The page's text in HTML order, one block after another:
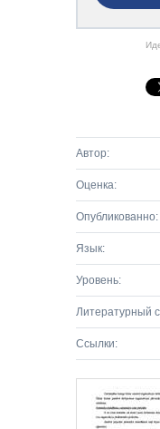
Автор:
Оценка:
Опубликованно:
Язык:
Уровень:
Литературный
Ссылки: